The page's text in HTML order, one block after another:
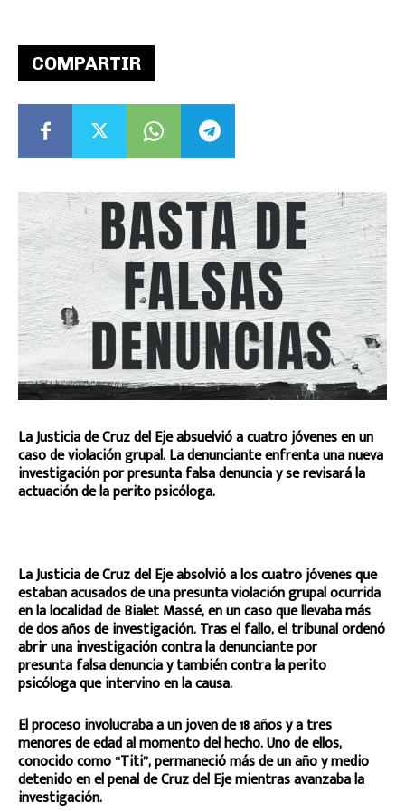
COMPARTIR
La Justicia de Cruz del Eje absuelvió a cuatro jóvenes en un
caso de violación grupal. La denunciante enfrenta una nueva
investigación por presunta falsa denuncia y se revisará la
actuación de la perito psicóloga.
La Justicia de Cruz del Eje absolvió a los cuatro jóvenes que
estaban acusados de una presunta violación grupal ocurrida
en la localidad de Bialet Massé, en un caso que llevaba más
de dos años de investigación. Tras el fallo, el tribunal ordenó
abrir una investigación contra la denunciante por
presunta falsa denuncia y también contra la perito
psicóloga que intervino en la causa.
El proceso involucraba a un joven de 18 años y a tres
menores de edad al momento del hecho. Uno de ellos,
conocido como “Titi”, permaneció más de un año y medio
detenido en el penal de Cruz del Eje mientras avanzaba la
investigación.